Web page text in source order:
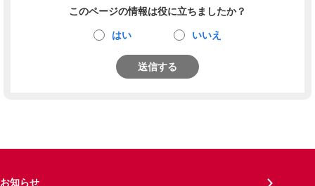
このページの情報は役に立ちましたか？
はい いいえ
送信する
お知らせ